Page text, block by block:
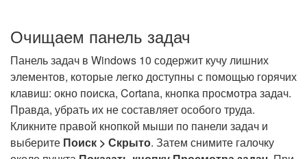
Очищаем панель задач
Панель задач в Windows 10 содержит кучу лишних
элементов, которые легко доступны с помощью горячих
клавиш: окно поиска, Cortana, кнопка просмотра задач.
Правда, убрать их не составляет особого труда.
Кликните правой кнопкой мыши по панели задач и
выберите Поиск > Скрыто. Затем снимите галочку